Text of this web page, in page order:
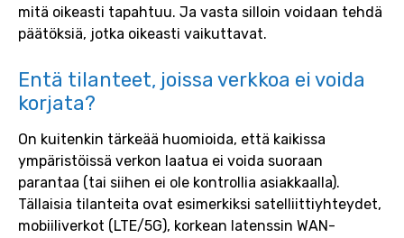
mitä oikeasti tapahtuu. Ja vasta silloin voidaan tehdä
päätöksiä, jotka oikeasti vaikuttavat.
Entä tilanteet, joissa verkkoa ei voida
korjata?
On kuitenkin tärkeää huomioida, että kaikissa
ympäristöissä verkon laatua ei voida suoraan
parantaa (tai siihen ei ole kontrollia asiakkaalla).
Tällaisia tilanteita ovat esimerkiksi satelliittiyhteydet,
mobiiliverkot (LTE/5G), korkean latenssin WAN-